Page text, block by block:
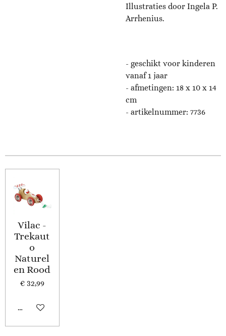
Illustraties door Ingela P.
Arrhenius.
- geschikt voor kinderen
vanaf 1 jaar
- afmetingen: 18 x 10 x 14
cm
- artikelnummer: 7736
Vilac -
Trekaut
o
Naturel
en Rood
€ 32,99
In winkelwagen